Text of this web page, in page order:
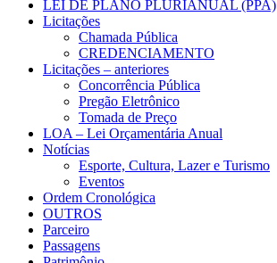
LEI DE PLANO PLURIANUAL (PPA)
Licitações
Chamada Pública
CREDENCIAMENTO
Licitações – anteriores
Concorrência Pública
Pregão Eletrônico
Tomada de Preço
LOA – Lei Orçamentária Anual
Notícias
Esporte, Cultura, Lazer e Turismo
Eventos
Ordem Cronológica
OUTROS
Parceiro
Passagens